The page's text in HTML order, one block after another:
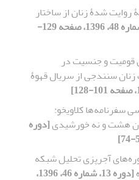
روایت شدۀ زنان از ساختار
[دوره 13، شماره 48، 1396، صفحه 129-
قومیت و جنسیت در
سنندجی از سریال قهوۀ
سفرنامه‌ها کلاویخو:
هشت و نه خورشیدی[دوره
آجرپزی تحلیل شبکه
[دوره 13، شماره 46، 1396،